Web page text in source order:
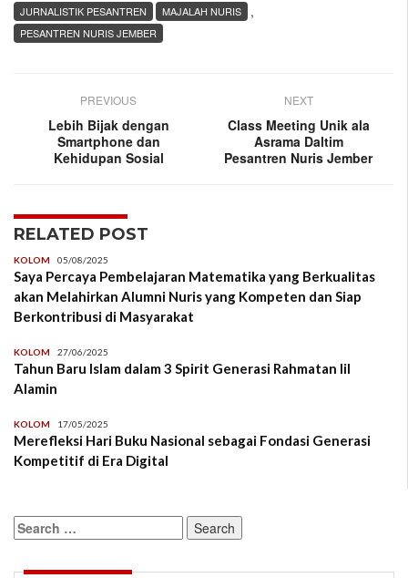
,
JURNALISTIK PESANTREN
MAJALAH NURIS
PESANTREN NURIS JEMBER
PREVIOUS
Lebih Bijak dengan
Smartphone dan
Kehidupan Sosial
NEXT
Class Meeting Unik ala
Asrama Daltim
Pesantren Nuris Jember
RELATED POST
KOLOM 05/08/2025
Saya Percaya Pembelajaran Matematika yang Berkualitas
akan Melahirkan Alumni Nuris yang Kompeten dan Siap
Berkontribusi di Masyarakat
KOLOM 27/06/2025
Tahun Baru Islam dalam 3 Spirit Generasi Rahmatan lil
Alamin
KOLOM 17/05/2025
Merefleksi Hari Buku Nasional sebagai Fondasi Generasi
Kompetitif di Era Digital
Search
for: